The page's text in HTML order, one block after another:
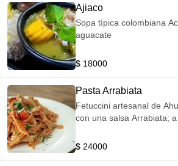
Ajiaco
Sopa típica colombiana Acompañada de arroz y
aguacate
$ 18000
Pasta Arrabiata
Fetuccini artesanal de
con una salsa Arrabiata; a base de pomodoro
referencia)
$ 24000